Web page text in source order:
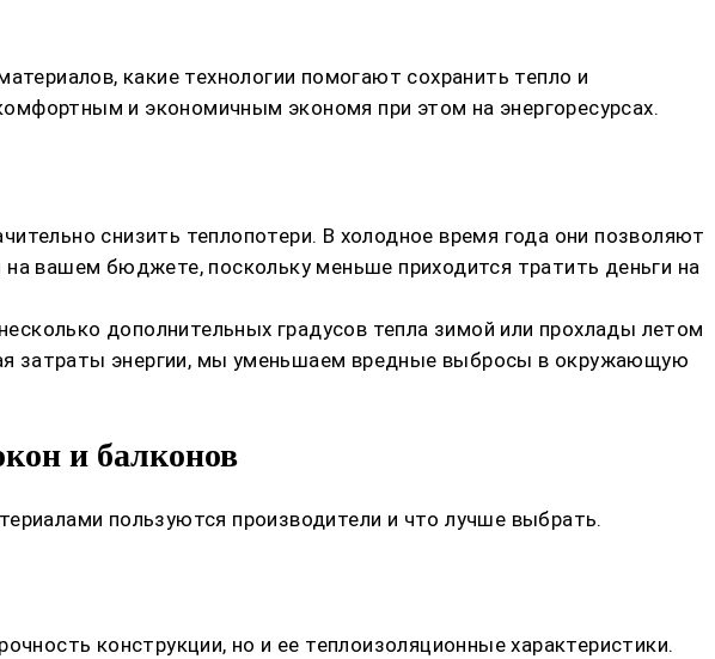
какие технологии помогают сохранить тепло и
и экономичным экономя при этом на энергоресурсах.
снизить теплопотери. В холодное время года они позволяют
вашем бюджете, поскольку меньше приходится тратить деньги на
дополнительных градусов тепла зимой или прохлады летом
затраты энергии, мы уменьшаем вредные выбросы в окружающую
и балконов
пользуются производители и что лучше выбрать.
конструкции, но и ее теплоизоляционные характеристики.